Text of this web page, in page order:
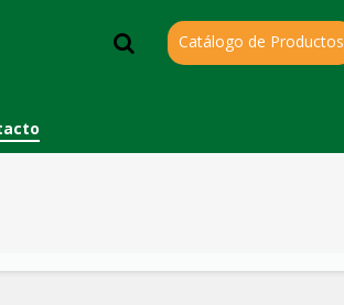
Catálogo de Productos